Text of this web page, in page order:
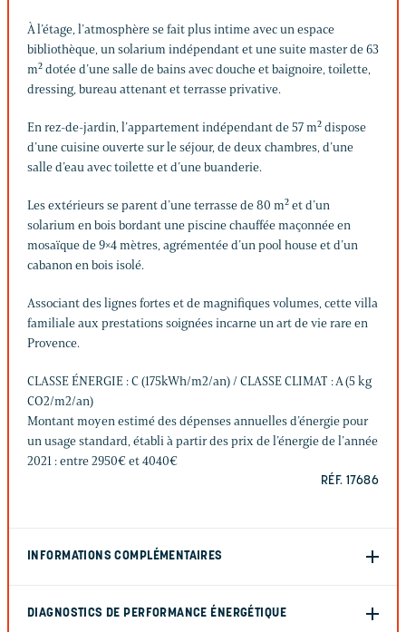
À l’étage, l’atmosphère se fait plus intime avec un espace
bibliothèque, un solarium indépendant et une suite master de 63
m² dotée d’une salle de bains avec douche et baignoire, toilette,
dressing, bureau attenant et terrasse privative.
En rez-de-jardin, l’appartement indépendant de 57 m² dispose
d’une cuisine ouverte sur le séjour, de deux chambres, d’une
salle d’eau avec toilette et d’une buanderie.
Les extérieurs se parent d’une terrasse de 80 m² et d’un
solarium en bois bordant une piscine chauffée maçonnée en
mosaïque de 9×4 mètres, agrémentée d’un pool house et d’un
cabanon en bois isolé.
Associant des lignes fortes et de magnifiques volumes, cette villa
familiale aux prestations soignées incarne un art de vie rare en
Provence.
CLASSE ÉNERGIE : C (175kWh/m2/an) / CLASSE CLIMAT : A (5 kg
CO2/m2/an)
Montant moyen estimé des dépenses annuelles d’énergie pour
un usage standard, établi à partir des prix de l’énergie de l’année
2021 : entre 2950€ et 4040€
RÉF. 17686
INFORMATIONS COMPLÉMENTAIRES
DIAGNOSTICS DE PERFORMANCE ÉNERGÉTIQUE